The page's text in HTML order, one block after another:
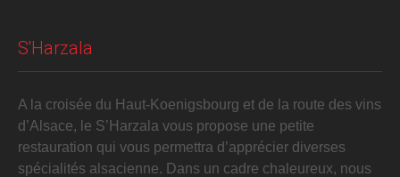
S'Harzala
A la croisée du Haut-Koenigsbourg et de la route des vins
d’Alsace, le S’Harzala vous propose une petite
restauration qui vous permettra d’apprécier diverses
spécialités alsacienne. Dans un cadre chaleureux, nous